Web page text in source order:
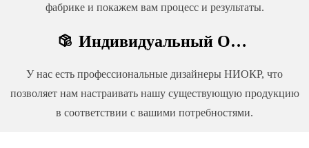
фабрике и покажем вам процесс и результаты.
 Индивидуальный OEM-сервис
У нас есть профессиональные дизайнеры НИОКР, что
позволяет нам настраивать нашу существующую продукцию
в соответствии с вашими потребностями.